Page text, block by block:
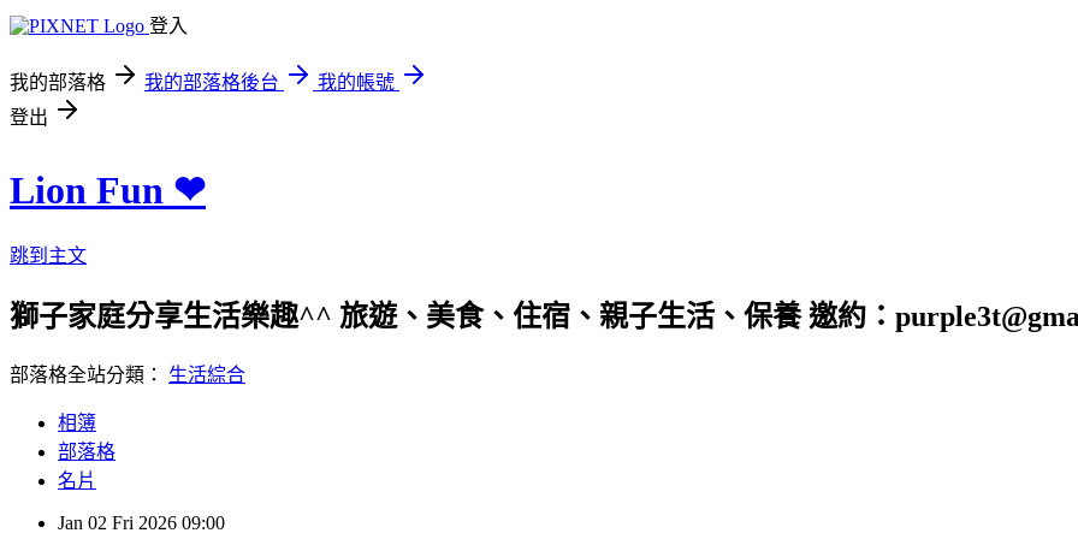
登入
我的部落格 我的部落格後台
我的帳號
登出
Lion Fun ❤
跳到主文
獅子家庭分享生活樂趣^^ 旅遊、美食、住宿、親子生活、保養 邀約：
部落格全站分類： 生活綜合
相簿
部落格
名片
Jan 02 Fri 2026 09:00